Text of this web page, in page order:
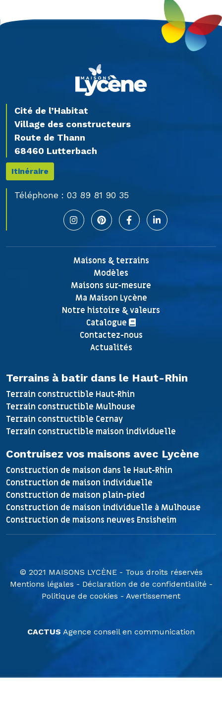
Cité de l’Habitat
Village des constructeurs
Route de Thann
68460 Lutterbach
Itinéraire
Téléphone : 03 89 81 90 35
Maisons & terrains
Modèles
Maisons sur-mesure
Ma Maison Lycène
Notre histoire & valeurs
Catalogue
Contactez-nous
Actualités
Terrains à batir dans le Haut-Rhin
Terrain constructible Haut-Rhin
Terrain constructible Mulhouse
Terrain constructible Cernay
Terrain constructible maison individuelle
Contruisez vos maisons avec Lycène
Construction de maison dans le Haut-Rhin
Construction de maison individuelle
Construction de maison plain-pied
Construction de maison individuelle à Mulhouse
Construction de maisons neuves Ensisheim
© 2021 MAISONS LYCÈNE - Tous droits réservés
Mentions légales - Déclaration de de confidentialité -
Politique de cookies - Avertissement
CACTUS Agence conseil en communication